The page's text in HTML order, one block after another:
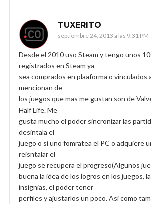
TUXERITO
septiembre 24, 2013 a las 9:31 PM
Desde el 2010 uso Steam y tengo unos
registrados en Steam ya
sea comprados en plaaforma o vinculados
mencionan de
los juegos que mas me gustan son de
Half Life. Me
gusta mucho el poder sincronizar las
desintala el
juego o si uno fomratea el PC o adquiere
reisntalar el
juego se recupera el progreso(Algunos
buena la idea de los logros en los juegos,
insignias, el poder tener
perfiles y ajustarlos un poco. Asi como